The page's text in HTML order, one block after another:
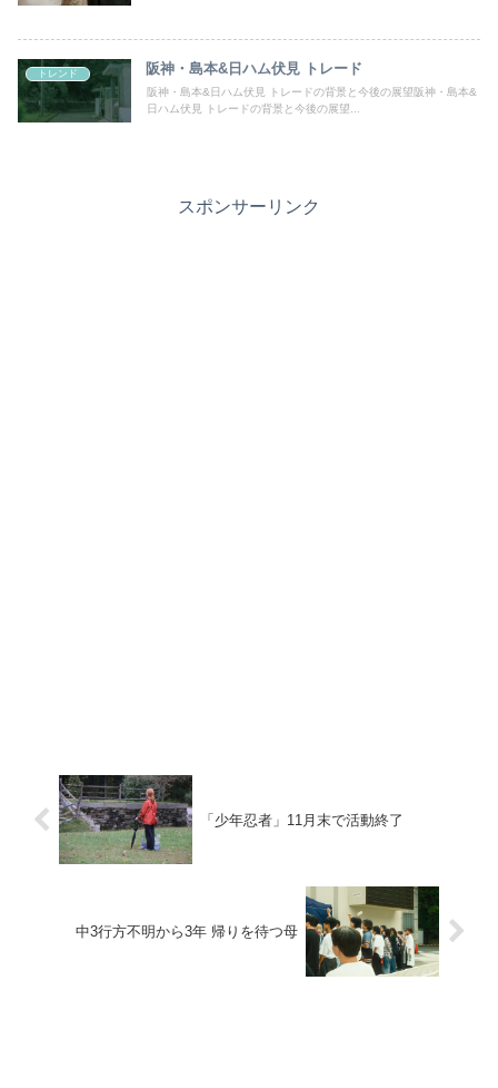
トレンド 阪神・島本&日ハム伏見 トレード
阪神・島本&日ハム伏見 トレードの背景と今後の展望阪神・島本&
日ハム伏見 トレードの背景と今後の展望...
スポンサーリンク
「少年忍者」11月末で活動終了
中3行方不明から3年 帰りを待つ母